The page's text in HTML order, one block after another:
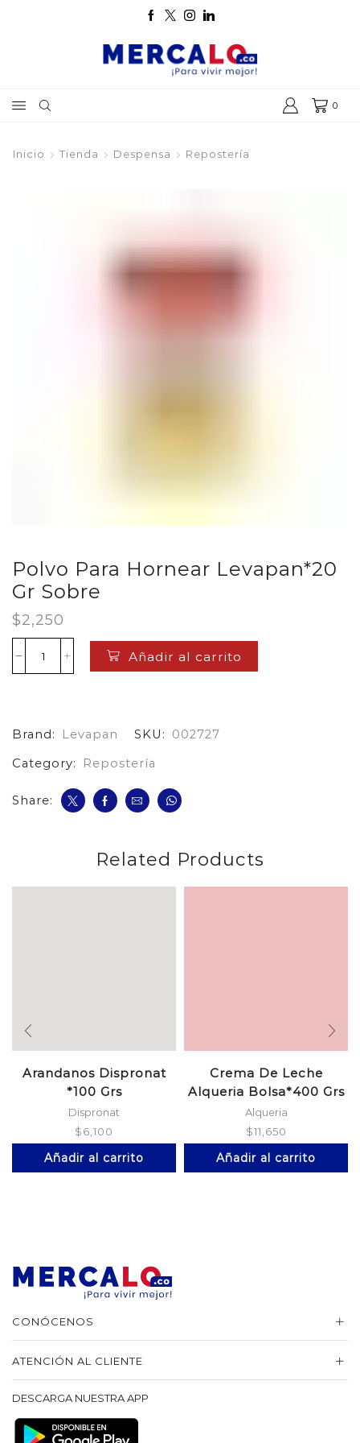
0
Inicio Tienda Despensa Repostería
Polvo Para Hornear Levapan*20
Gr Sobre
$2,250
Polvo
Para
Sobre
Añadir al carrito
Brand: Levapan SKU:
002727
Category:
Repostería
Share:
Related Products
Arandanos Dispronat
*100 Grs
Dispronat
$6,100
Añadir al carrito
Crema De Leche
Alqueria Bolsa*400 Grs
Alqueria
$11,650
Añadir al carrito
CONÓCENOS
ATENCIÓN AL CLIENTE
DESCARGA NUESTRA APP